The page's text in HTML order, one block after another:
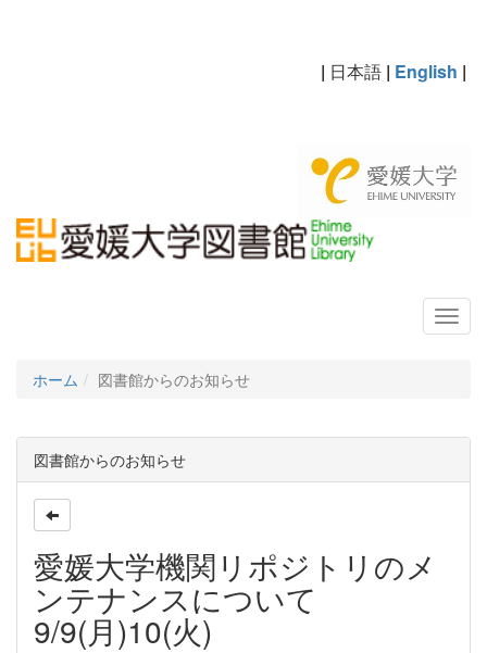
| 日本語 | English |
ホーム 図書館からのお知らせ
図書館からのお知らせ
愛媛大学機関リポジトリのメ
ンテナンスについて
9/9(月)10(火)